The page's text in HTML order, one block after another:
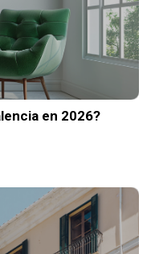
en 2026?